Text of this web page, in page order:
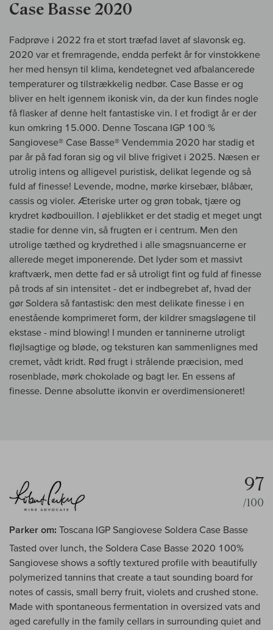
Case Basse 2020
Fadprøve i 2022 fra et stort træfad lavet af slavonsk eg.
2020 var et fremragende, endda perfekt år for vinstokkene
her med hensyn til klima, kendetegnet ved afbalancerede
temperaturer og tilstrækkelig nedbør. Case Basse er og
bliver en helt igennem ikonisk vin, da der kun findes nogle
få flasker af denne helt fantastiske vin. I et frodigt år er der
kun omkring 15.000. Denne Toscana IGP 100 %
Sangiovese® Case Basse® Vendemmia 2020 har stadig et
par år på fad foran sig og vil blive frigivet i 2025. Næsen er
utrolig intens og alligevel puristisk, delikat legende og så
fuld af finesse! Levende, modne, mørke kirsebær, blåbær,
cassis og violer. Æteriske urter og grøn tobak, tjære og
krydret kødbouillon. I øjeblikket er det stadig et meget ungt
stadie for denne vin, så frugten er i centrum. Men den
utrolige tæthed og krydrethed i alle smagsnuancerne er
allerede meget imponerende. Det lyder som et massivt
kraftværk, men dette fad er så utroligt fint og fuld af finesse
på trods af sin intensitet - det er indbegrebet af, hvad der
gør Soldera så fantastisk: den mest delikate finesse i en
enestående komprimeret form, der kildrer smagsløgene til
ekstase - mind blowing! I munden er tanninerne utroligt
fløjlsagtige og bløde, og teksturen kan sammenlignes med
cremet, vådt kridt. Rød frugt i strålende præcision, med
rosenblade, mørk chokolade og bagt ler. En essens af
finesse. Denne absolutte ikonvin er overdimensioneret!
97
/100
Parker om: Toscana IGP Sangiovese Soldera Case Basse
Tasted over lunch, the Soldera Case Basse 2020 100%
Sangiovese shows a softly textured profile with beautifully
polymerized tannins that create a taut sounding board for
notes of cassis, small berry fruit, violets and crushed stone.
Made with spontaneous fermentation in oversized vats and
aged carefully in the family cellars in surrounding quiet and